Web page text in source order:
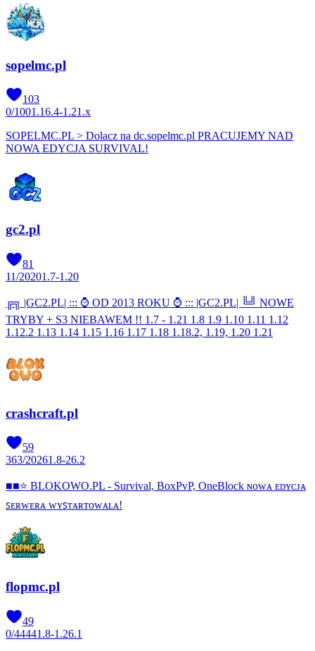
sopelmc.pl
103
0/1001.16.4-1.21.x
SOPELMC.PL > Dolacz na dc.sopelmc.pl PRACUJEMY NAD
NOWA EDYCJA SURVIVAL!
gc2.pl
81
11/20201.7-1.20
╔╗ |GC2.PL| ::: ⌚ OD 2013 ROKU ⌚ ::: |GC2.PL| ╚╝ NOWE
TRYBY + S3 NIEBAWEM !! 1.7 - 1.21 1.8 1.9 1.10 1.11 1.12
1.12.2 1.13 1.14 1.15 1.16 1.17 1.18 1.18.2, 1.19, 1.20 1.21
crashcraft.pl
59
363/20261.8-26.2
■■⭐ BLOKOWO.PL - Survival, BoxPvP, OneBlock ɴᴏᴡᴀ ᴇᴅʏᴄᴊᴀ
ꜱᴇʀᴡᴇʀᴀ ᴡʏꜱᴛᴀʀᴛᴏᴡᴀʟᴀ!
flopmc.pl
49
0/44441.8-1.26.1